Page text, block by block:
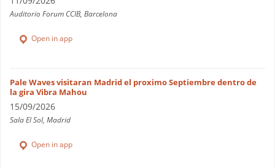
Auditorio Forum CCIB, Barcelona
Open in app
Pale Waves visitaran Madrid el proximo Septiembre dentro de
la gira Vibra Mahou
15/09/2026
Sala El Sol, Madrid
Open in app